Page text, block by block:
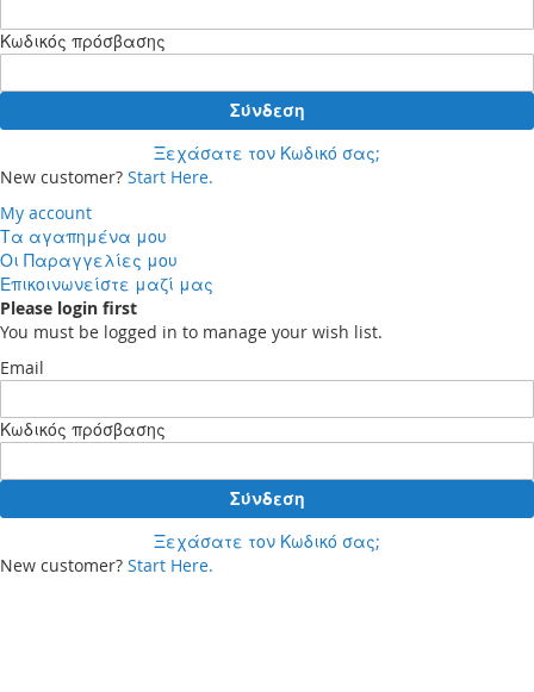
Κωδικός πρόσβασης
Σύνδεση
Ξεχάσατε τον Κωδικό σας;
New customer? Start Here.
My account
Τα αγαπημένα μου
Οι Παραγγελίες μου
Επικοινωνείστε μαζί μας
Please login first
You must be logged in to manage your wish list.
Email
Κωδικός πρόσβασης
Σύνδεση
Ξεχάσατε τον Κωδικό σας;
New customer? Start Here.